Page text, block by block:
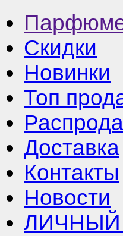
Скидки
Новинки
Топ
Доставка
Контакты
Новости
ЛИЧНЫЙ